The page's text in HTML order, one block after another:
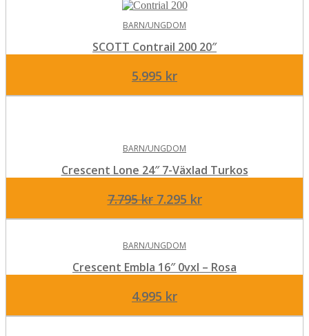
BARN/UNGDOM
SCOTT Contrail 200 20″
5.995 kr
BARN/UNGDOM
Crescent Lone 24″ 7-Växlad Turkos
7.795kr Det
ursprungliga
var:
7.795 kr.
7.295 krDet
nuvarande
7.295 kr.
BARN/UNGDOM
Crescent Embla 16″ 0vxl – Rosa
4.995 kr